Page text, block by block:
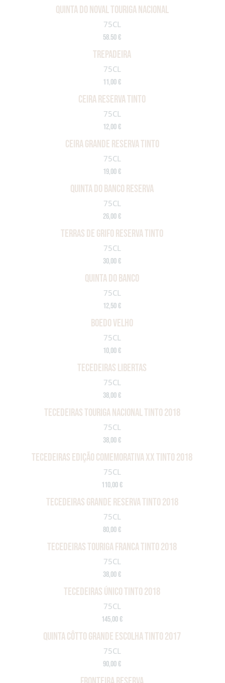
QUINTA DO NOVAL TOURIGA NACIONAL
75CL
58.50 €
TREPADEIRA
75CL
11,00 €
Ceira reserva tinto
75CL
12,00 €
Ceira grande reserva tinto
75CL
19,00 €
QUINTA DO BANCO RESERVA
75CL
26,00 €
TERRAS DE GRIFO RESERVA TINTO
75CL
30,00 €
QUINTA DO BANCO
75CL
12,50 €
BOEDO VELHO
75CL
10,00 €
TECEDEIRAS LIBERTAS
75CL
38,00 €
TECEDEIRAS TOURIGA NACIONAL TINTO 2018
75CL
38,00 €
TECEDEIRAS EDIÇÃO COMEMORATIVA XX TINTO 2018
75CL
110,00 €
TECEDEIRAS GRANDE RESERVA TINTO 2018
75CL
80,00 €
TECEDEIRAS TOURIGA FRANCA TINTO 2018
75CL
38,00 €
TECEDEIRAS ÚNICO TINTO 2018
75CL
145,00 €
QUINTA CÔTTO GRANDE ESCOLHA TINTO 2017
75CL
90,00 €